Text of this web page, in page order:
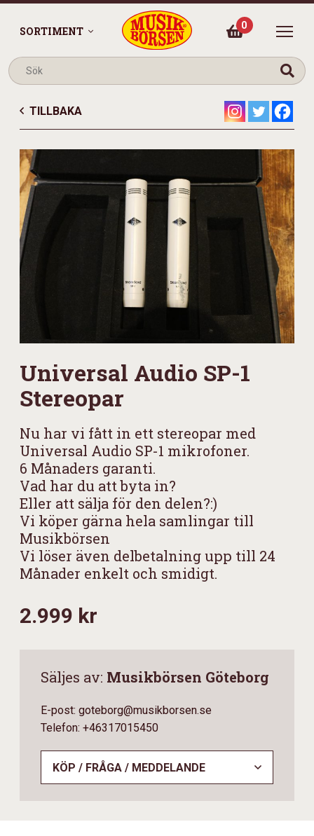
SORTIMENT 0
TILLBAKA
Universal Audio SP-1
Stereopar
Nu har vi fått in ett stereopar med
Universal Audio SP-1 mikrofoner.
6 Månaders garanti.
Vad har du att byta in?
Eller att sälja för den delen?:)
Vi köper gärna hela samlingar till
Musikbörsen
Vi löser även delbetalning upp till 24
Månader enkelt och smidigt.
2.999 kr
Säljes av: Musikbörsen Göteborg
E-post: goteborg@musikborsen.se
Telefon: +46317015450
KÖP / FRÅGA / MEDDELANDE